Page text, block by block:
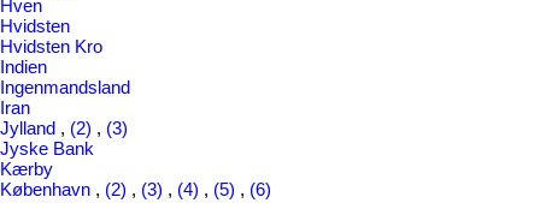
Hven
Hvidsten
Hvidsten Kro
Indien
Ingenmandsland
Iran
Jylland , (2) , (3)
Jyske Bank
Kærby
København , (2) , (3) , (4) , (5) , (6)